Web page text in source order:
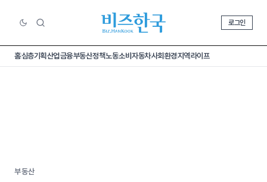
로그인
홈심층기획산업금융부동산정책노동소비 자동차사회환경지역라이프
부동산